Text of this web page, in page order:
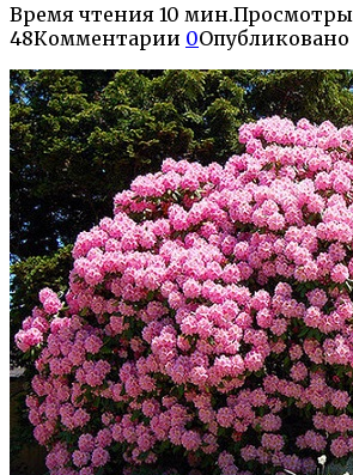
Время чтения 10 мин.Просмотры
48Комментарии 0Опубликовано